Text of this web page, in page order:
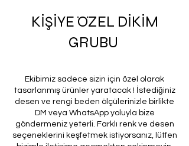
KİŞİYE ÖZEL DİKİM
GRUBU
Ekibimiz sadece sizin için özel olarak
tasarlanmış ürünler yaratacak ! İstediğiniz
desen ve rengi beden ölçülerinizle birlikte
DM veya WhatsApp yoluyla bize
göndermeniz yeterli. Farklı renk ve desen
seçeneklerini keşfetmek istiyorsanız, lütfen